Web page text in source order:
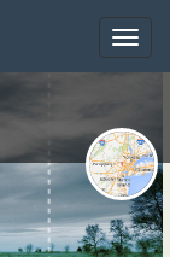
Toggle
Toggle